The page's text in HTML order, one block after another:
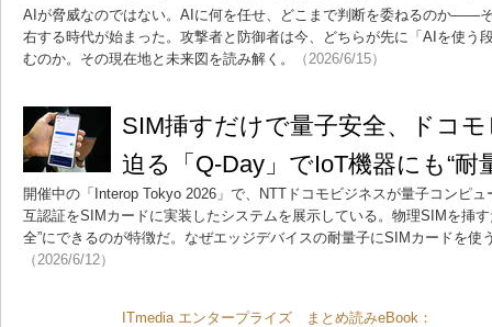
AIが脅威なのではない。AIに何を任せ、どこまで判断を委ねるのか――
右する時代が始まった。攻撃者と防御者は今、どちらが先に「AIを使う
むのか。その現在地と未来図を読み解く。
（2026/6/15）
SIM挿すだけで量子安全、ドコ
迫る「Q-Day」でIoT機器にも“耐
開催中の「Interop Tokyo 2026」で、NTTドコモビジネスが量子コンピ
互認証をSIMカードに実装したシステムを展示している。物理SIMを挿
全”にできるのが特徴だ。なぜエッジデバイスの耐量子にSIMカードを使
（2026/6/12）
ITmedia エンタープライズ まとめ読みeBook：